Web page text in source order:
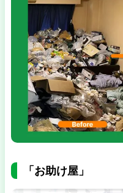
「お助け屋」